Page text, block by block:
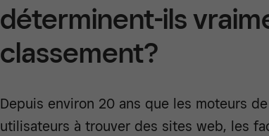
déterminent-ils
classement?
Depuis environ 20 ans que les moteurs
utilisateurs à trouver des sites web, les